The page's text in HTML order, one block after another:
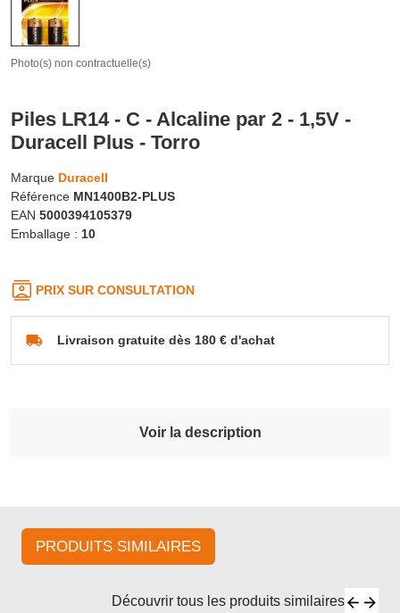
Photo(s) non contractuelle(s)
Piles LR14 - C - Alcaline par 2 - 1,5V -
Duracell Plus - Torro
Marque Duracell
Référence MN1400B2-PLUS
EAN 5000394105379
Emballage : 10
PRIX SUR CONSULTATION
Livraison gratuite dès 180 € d'achat
Voir la description
PRODUITS SIMILAIRES
Découvrir tous les produits similaires